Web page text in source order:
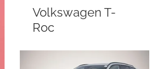
Volkswagen T-
Roc